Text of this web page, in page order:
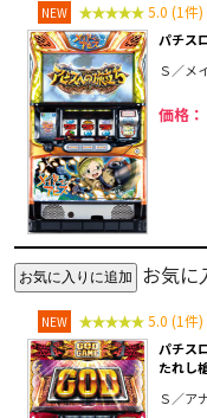
NEW 5.0 (1件)
パチス
Ｓ／メ
価格
お気に
NEW 5.0 (1件)
パチス
たれし
Ｓ／ア